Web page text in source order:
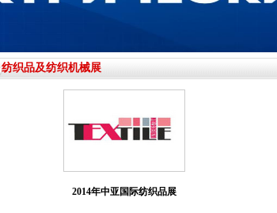
纺织品及纺织机械展
2014年中亚国际纺织品展